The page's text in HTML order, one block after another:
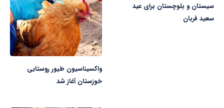
سیستان و بلوچستان برای عید
سعید قربان
واکسیناسیون طیور روستایی
خوزستان آغاز شد